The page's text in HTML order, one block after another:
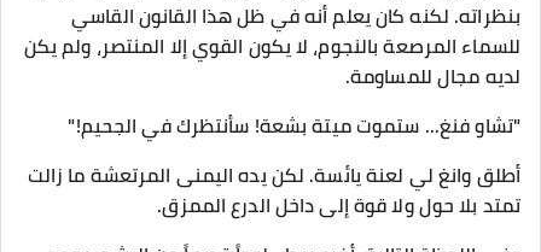
بنظراته. لكنه كان يعلم أنه في ظل هذا القانون القاسي
للسماء المرصعة بالنجوم، لا يكون القوي إلا المنتصر، ولم يكن
لديه مجال للمساومة.
"تشاو فنغ... ستموت ميتة بشعة! سأنتظرك في الجحيم!"
أطلق وانغ لي لعنة يائسة. لكن يده اليمنى المرتعشة ما زالت
تمتد بلا حول ولا قوة إلى داخل الدرع الممزق.